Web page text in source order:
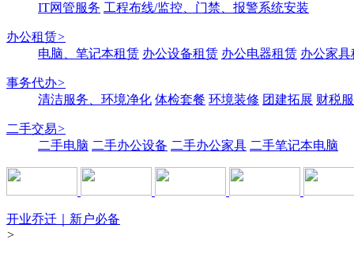
IT网管服务 工程布线/监控、门禁、报警系统安装
办公租赁>
电脑、笔记本租赁 办公设备租赁 办公电器租赁 办公家具
事务代办>
清洁服务、环境净化 体检套餐 环境装修 团建拓展 财税
二手交易>
二手电脑 二手办公设备 二手办公家具 二手笔记本电脑
开业乔迁｜新户必备
>